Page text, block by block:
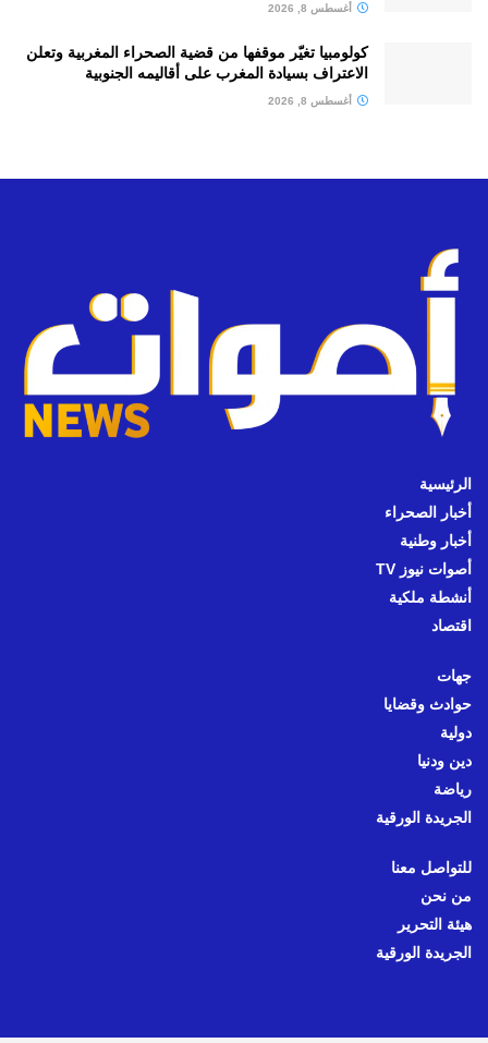
أغسطس 8, 2026
كولومبيا تغيّر موقفها من قضية الصحراء المغربية وتعلن
الاعتراف بسيادة المغرب على أقاليمه الجنوبية
أغسطس 8, 2026
الرئيسية
أخبار الصحراء
أخبار وطنية
أصوات نيوز TV
أنشطة ملكية
اقتصاد
جهات
حوادث وقضايا
دولية
دين ودنيا
رياضة
الجريدة الورقية
للتواصل معنا
من نحن
هيئة التحرير
الجريدة الورقية